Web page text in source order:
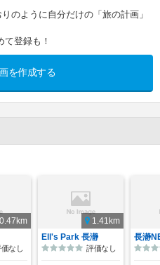
のように自分だけの「旅の計画」
登録も！
を作成する
0.47km
なし
1.41km
Ell's Park 長瀞
評価なし
長瀞